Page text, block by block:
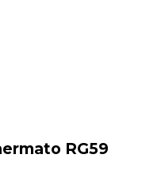
RG59